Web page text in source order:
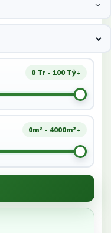
0 Tr - 100 Tỷ+
0m² - 4000m²+